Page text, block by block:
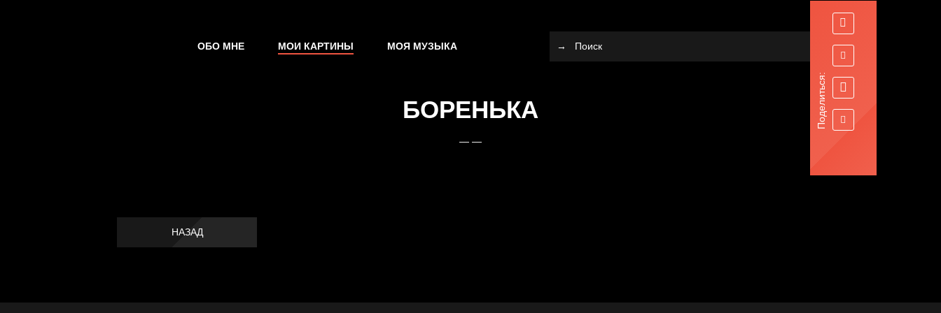
ОБО МНЕ МОИ КАРТИНЫ МОЯ МУЗЫКА
БОРЕНЬКА
— —
Поделиться:
НАЗАД